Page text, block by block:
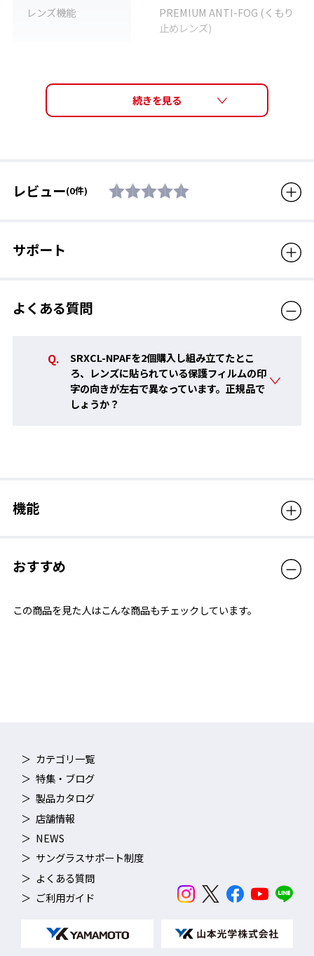
薄型でコンパクトなデザインながら広い視界を確保し、痛みを感
じにくいクッション設計で、競泳初心者から上級者まで幅広く愛
されています。10年以上続くロングセラーモデルです。
高品質のくもり止め機能
な視界が必要な種目で、トップ選手からの絶大な信頼を得てい
る。
PREMIUM ANTI-FOGは、くもりの原因となる蒸気の吸収力が従
来品に比べアップしているので、より長い時間クリアな視界を持
TECH
視野角アップ
レンズ機能
PREMIUM ANTI-FOG (くもり
止めレンズ)
アイカップ：ポリカーボネー
ト、クッション：エラストマ
生産国 日本
販売価格（税込）
レビュー(0件)
サポート
よくある質問
SRXCL-NPAFを2個購入し組み立てたとこ
ろ、レンズに貼られている保護フィルムの印
字の向きが左右で異なっています。正規品で
しょうか？
機能
おすすめ
この商品を見た人はこんな商品もチェックしています。
カテゴリ一覧
特集・ブログ
製品カタログ
店舗情報
NEWS
サングラスサポート制度
よくある質問
ご利用ガイド